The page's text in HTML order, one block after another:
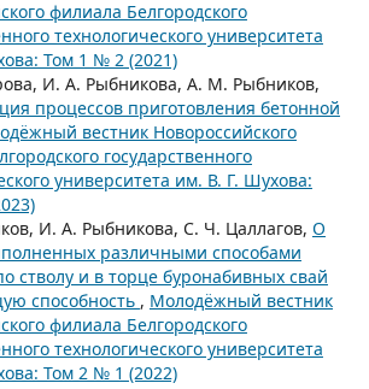
филиала Белгородского
технологического университета
Том 1 № 2 (2021)
И. А. Рыбникова, А. М. Рыбников,
процессов приготовления бетонной
вестник Новороссийского
государственного
университета им. В. Г. Шухова:
И. А. Рыбникова, С. Ч. Цаллагов, О
различными способами
стволу и в торце буронабивных свай
способность , Молодёжный вестник
филиала Белгородского
технологического университета
Том 2 № 1 (2022)